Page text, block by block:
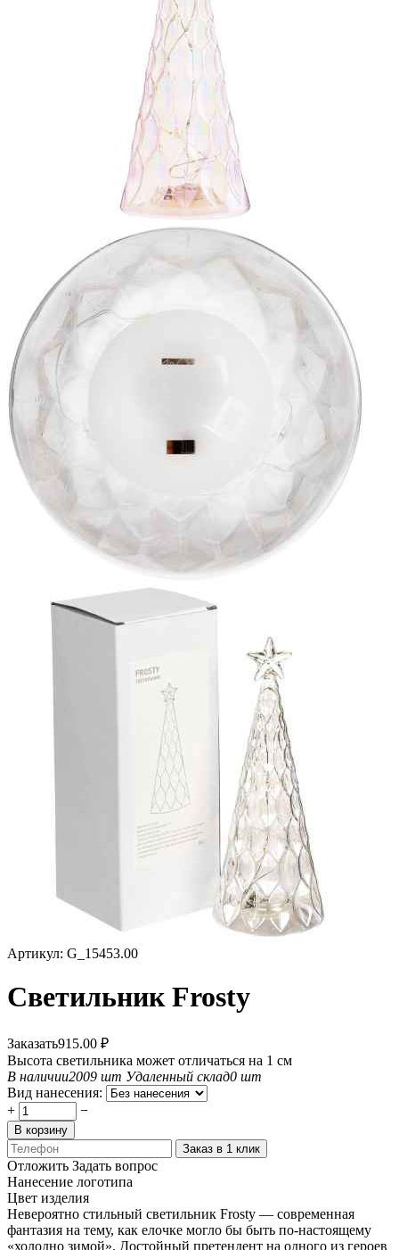
Артикул: G_15453.00
Светильник Frosty
Заказать915.00 ₽
Высота светильника может отличаться на 1 см
В наличии2009 шт Удаленный склад0 шт
Вид нанесения:
+
−
В корзину
Заказ в 1 клик
Отложить Задать вопрос
Нанесение логотипа
Цвет изделия
Невероятно стильный светильник Frosty — современная
фантазия на тему, как елочке могло бы быть по-настоящему
«холодно зимой». Достойный претендент на одного из героев